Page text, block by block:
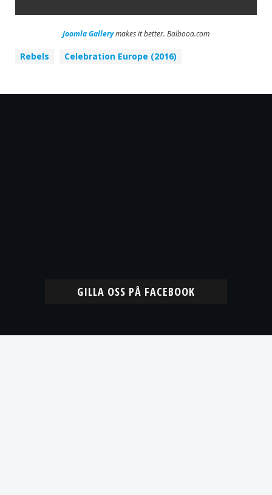
Joomla Gallerymakes it better. Balbooa.com
Rebels Celebration Europe (2016)
GILLA OSS PÅ FACEBOOK